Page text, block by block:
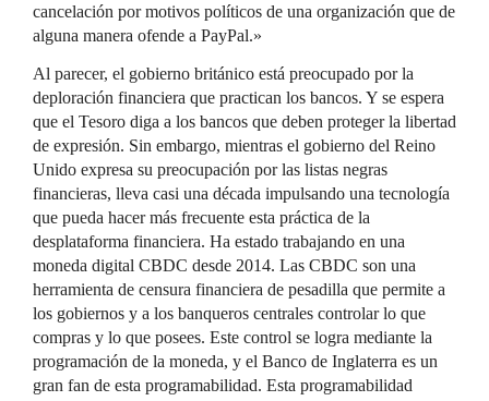
cancelación por motivos políticos de una organización que de
alguna manera ofende a PayPal.»
Al parecer, el gobierno británico está preocupado por la
deploración financiera que practican los bancos. Y se espera
que el Tesoro diga a los bancos que deben proteger la libertad
de expresión. Sin embargo, mientras el gobierno del Reino
Unido expresa su preocupación por las listas negras
financieras, lleva casi una década impulsando una tecnología
que pueda hacer más frecuente esta práctica de la
desplataforma financiera. Ha estado trabajando en una
moneda digital CBDC desde 2014. Las CBDC son una
herramienta de censura financiera de pesadilla que permite a
los gobiernos y a los banqueros centrales controlar lo que
compras y lo que posees. Este control se logra mediante la
programación de la moneda, y el Banco de Inglaterra es un
gran fan de esta programabilidad. Esta programabilidad